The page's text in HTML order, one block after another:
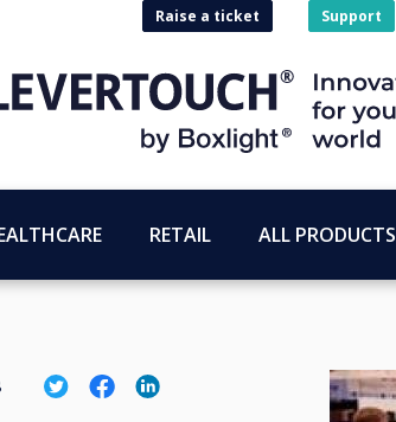
Raise a ticket Support
RETAIL ALL PRODUCTS